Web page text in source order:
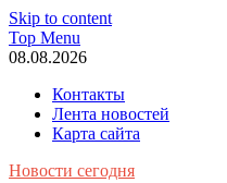
Skip to content
Top Menu
08.08.2026
Контакты
Лента новостей
Карта сайта
Новости сегодня